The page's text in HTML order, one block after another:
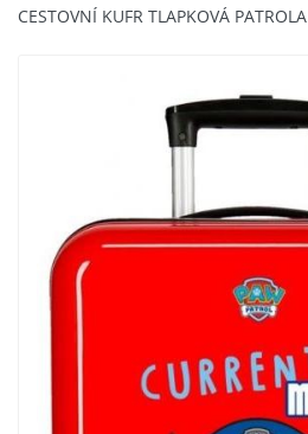
CESTOVNÍ KUFR TLAPKOVÁ